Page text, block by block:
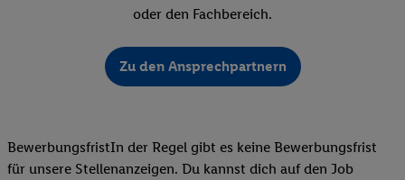
oder den Fachbereich.
Zu den Ansprechpartnern
BewerbungsfristIn der Regel gibt es keine Bewerbungsfrist
für unsere Stellenanzeigen. Du kannst dich auf den Job